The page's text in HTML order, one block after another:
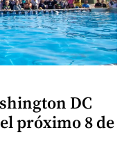
DC
próximo 8 de